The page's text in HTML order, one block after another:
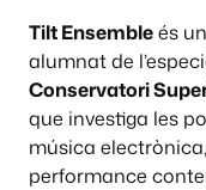
Tilt Ensembleés
alumnat de
Conservatori
que investiga les
música
performance